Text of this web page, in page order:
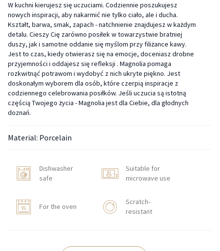
W kuchni kierujesz się uczuciami. Codziennie poszukujesz
nowych inspiracji, aby nakarmić nie tylko ciało, ale i ducha.
Kształt, barwa, smak, zapach - natchnienie znajdujesz w każdym
detalu. Cieszy Cię zarówno posiłek w towarzystwie bratniej
duszy, jak i samotne oddanie się myślom przy filiżance kawy.
Jest to czas, kiedy otwierasz się na emocje, doceniasz drobne
przyjemności i oddajesz się refleksji . Magnolia pomaga
rozkwitnąć potrawom i wydobyć z nich ukryte piękno. Jest
doskonałym wyborem dla osób, które czerpią inspiracje z
codziennego celebrowania posiłków. Jeśli uczucia są istotną
częścią Twojego życia - Magnolia jest dla Ciebie, dla głodnych
doznań.
Material: Porcelain
Dishwasher
safe
Suitable for
microwave use
For the oven
Scratch-
resistant